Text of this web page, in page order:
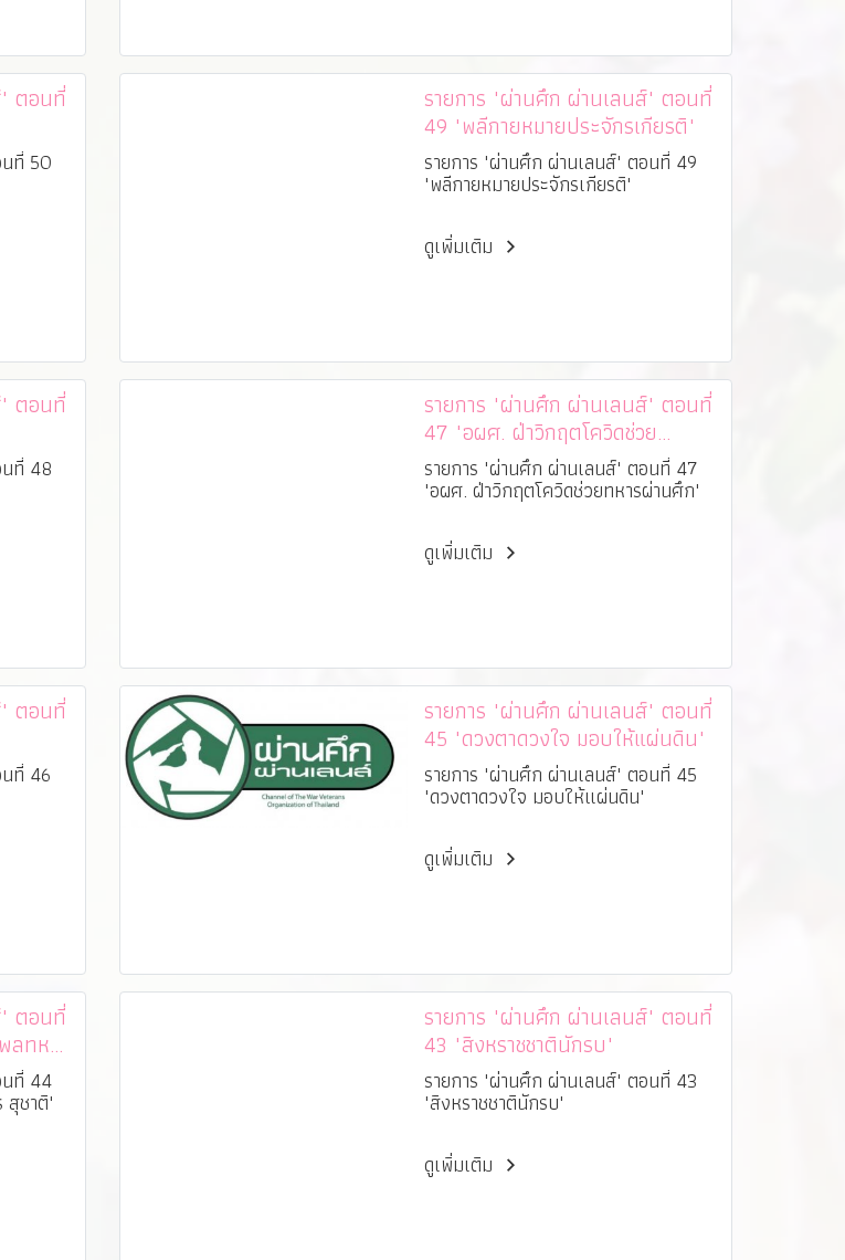
ที่ 50
รายการ "ผ่านศึก ผ่านเลนส์" ตอนที่
49 "พลีกายหมายประจักรเกียรติ"
รายการ "ผ่านศึก ผ่านเลนส์" ตอนที่ 49
"พลีกายหมายประจักรเกียรติ"
ดูเพิ่มเติม
ที่ 48
รายการ "ผ่านศึก ผ่านเลนส์" ตอนที่
47 "อผศ. ฝ่าวิกฤตโควิดช่วย
ทหารผ่านศึก"
รายการ "ผ่านศึก ผ่านเลนส์" ตอนที่ 47
"อผศ. ฝ่าวิกฤตโควิดช่วยทหารผ่านศึก"
ดูเพิ่มเติม
ที่ 46
รายการ "ผ่านศึก ผ่านเลนส์" ตอนที่
45 "ดวงตาดวงใจ มอบให้แผ่นดิน"
รายการ "ผ่านศึก ผ่านเลนส์" ตอนที่ 45
"ดวงตาดวงใจ มอบให้แผ่นดิน"
ดูเพิ่มเติม
ทหาร
นที่ 44
ชาติ"
รายการ "ผ่านศึก ผ่านเลนส์" ตอนที่
43 "สิงหราชชาตินักรบ"
รายการ "ผ่านศึก ผ่านเลนส์" ตอนที่ 43
"สิงหราชชาตินักรบ"
ดูเพิ่มเติม